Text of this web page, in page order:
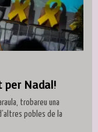
per Nadal!
trobareu una
pobles de la